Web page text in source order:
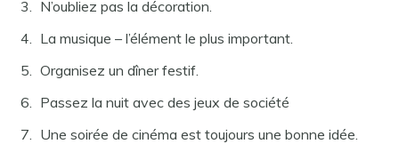
N’oubliez pas la décoration.
La musique – l’élément le plus important.
Organisez un dîner festif.
Passez la nuit avec des jeux de société
Une soirée de cinéma est toujours une bonne idée.